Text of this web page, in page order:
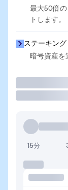
最大50倍
トします。
ステーキング
暗号資産を
15分